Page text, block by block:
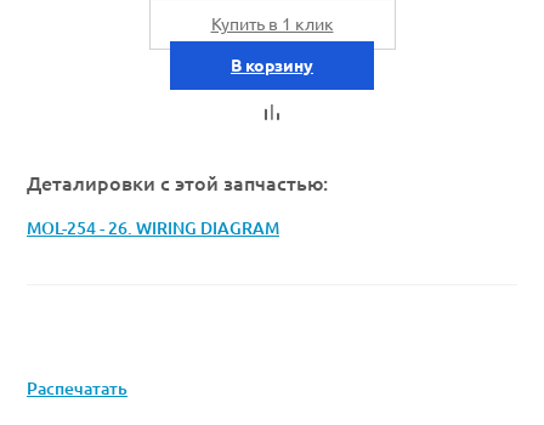
Купить в 1 клик
В корзину
Деталировки с этой запчастью:
MOL-254 - 26. WIRING DIAGRAM
Распечатать